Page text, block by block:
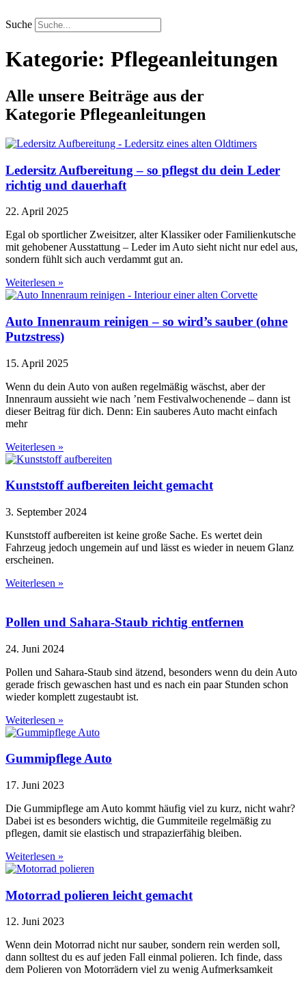
Inhalt
springen
Suche
Kategorie: Pflegeanleitungen
Alle unsere Beiträge aus der
Kategorie Pflegeanleitungen
Ledersitz Aufbereitung – so pflegst du dein Leder
richtig und dauerhaft
22. April 2025
Egal ob sportlicher Zweisitzer, alter Klassiker oder Familienkutsche
mit gehobener Ausstattung – Leder im Auto sieht nicht nur edel aus,
sondern fühlt sich auch verdammt gut an.
Weiterlesen »
Auto Innenraum reinigen – so wird’s sauber (ohne
Putzstress)
15. April 2025
Wenn du dein Auto von außen regelmäßig wäschst, aber der
Innenraum aussieht wie nach ’nem Festivalwochenende – dann ist
dieser Beitrag für dich. Denn: Ein sauberes Auto macht einfach
mehr
Weiterlesen »
Kunststoff aufbereiten leicht gemacht
3. September 2024
Kunststoff aufbereiten ist keine große Sache. Es wertet dein
Fahrzeug jedoch ungemein auf und lässt es wieder in neuem Glanz
erscheinen.
Weiterlesen »
Pollen und Sahara-Staub richtig entfernen
24. Juni 2024
Pollen und Sahara-Staub sind ätzend, besonders wenn du dein Auto
gerade frisch gewaschen hast und es nach ein paar Stunden schon
wieder komplett zugestaubt ist.
Weiterlesen »
Gummipflege Auto
17. Juni 2023
Die Gummipflege am Auto kommt häufig viel zu kurz, nicht wahr?
Dabei ist es besonders wichtig, die Gummiteile regelmäßig zu
pflegen, damit sie elastisch und strapazierfähig bleiben.
Weiterlesen »
Motorrad polieren leicht gemacht
12. Juni 2023
Wenn dein Motorrad nicht nur sauber, sondern rein werden soll,
dann solltest du es auf jeden Fall einmal polieren. Ich finde, dass
dem Polieren von Motorrädern viel zu wenig Aufmerksamkeit